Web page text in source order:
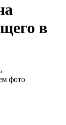
в
фото